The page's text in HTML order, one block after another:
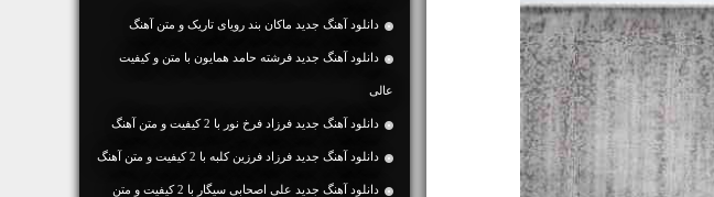
دانلود آهنگ جديد ماکان بند رویای تاریک و متن آهنگ
دانلود آهنگ جديد فرشته حامد همایون با متن و کیفیت
عالی
دانلود آهنگ جديد فرزاد فرخ نور با 2 کیفیت و متن آهنگ
دانلود آهنگ جديد فرزاد فرزین کلبه با 2 کیفیت و متن آهنگ
دانلود آهنگ جديد علی اصحابی سیگار با 2 کیفیت و متن